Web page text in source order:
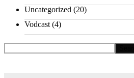
Uncategorized (20)
Vodcast (4)